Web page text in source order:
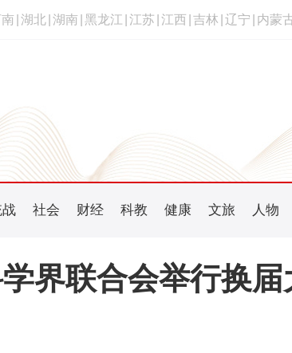
湖北 湖南 黑龙江 江苏 江西 吉林 辽宁 内蒙
社会 财经 科教 健康 文旅 人物
界联合会举行换届